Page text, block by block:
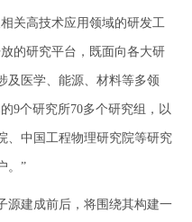
关高技术应用领域的研发工
的研究平台，既面向各大研
及医学、能源、材料等多领
9个研究所70多个研究组，以
、中国工程物理研究院等研究
。”
建成前后，将围绕其构建一